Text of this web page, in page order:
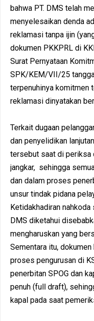
bahwa PT. DMS telah
menyelesaikan denda
reklamasi tanpa ijin
dokumen PKKPRL di
Surat Pernyataan
SPK/KEM/VII/25
terpenuhinya komitmen
reklamasi dinyatakan
Terkait dugaan
dan penyelidikan
tersebut saat di periksa
jangkar, sehingga
dan dalam proses
unsur tindak pidana
Ketidakhadiran
DMS diketahui
mengharuskan yang
Sementara itu,
proses pengurusan di
penerbitan SPOG dan
penuh (full draft),
kapal pada saat